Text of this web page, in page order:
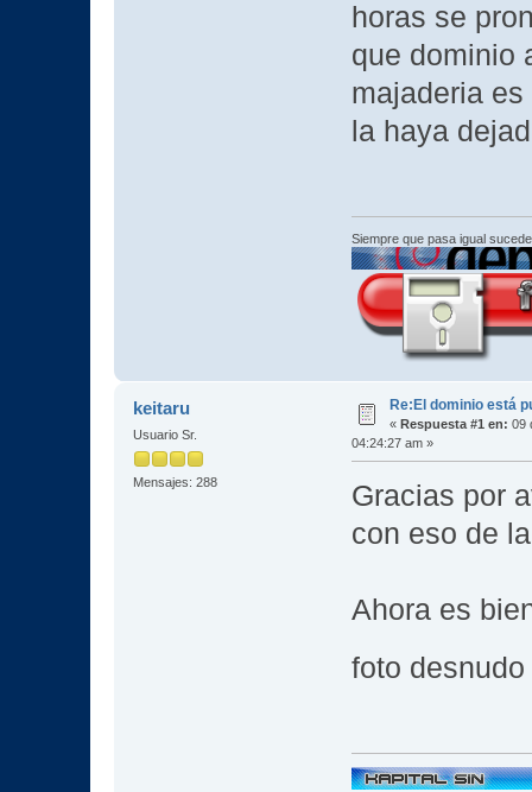
horas se
que dominio
majaderia
la haya
Siempre que pasa igual
keitaru
Usuario Sr.
Mensajes: 288
Re:El dominio está
« Respuesta #1 en: 09
04:24:27 am »
Gracias por
con eso de
Ahora es
foto